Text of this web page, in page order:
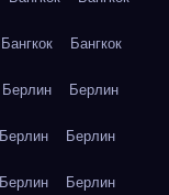
Бангкок Бангкок
Берлин Берлин
Берлин Берлин
Берлин Берлин